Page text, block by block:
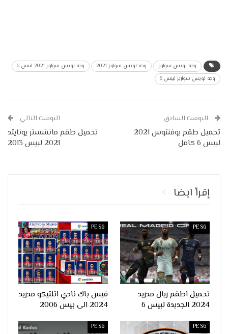
وجه لويس سواريز وجه لويس سواريز 2021
وجه لويس سواريز 2021 لبيس 6
وجه لويس سواريز لبيس 6
البوست السابق
تحميل طقم يوفنتوس 2021
لبيس 6 كامل
البوست التالي
تحميل طقم مانشستر يونايتد
2021 لبيس 2013
إقرأ ايضا
PES6
تحميل اطقم ريال مدريد
2024 الجديدة لبيس 6
PES6
فيس باك نادي اتلتيكو مدريد
2024 الى بيس 2006
PES6
PES6